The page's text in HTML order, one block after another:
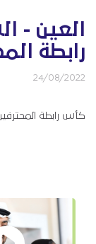
العين -
رابطة
24/08/2022
كأس رابطة المحترفين 2021-